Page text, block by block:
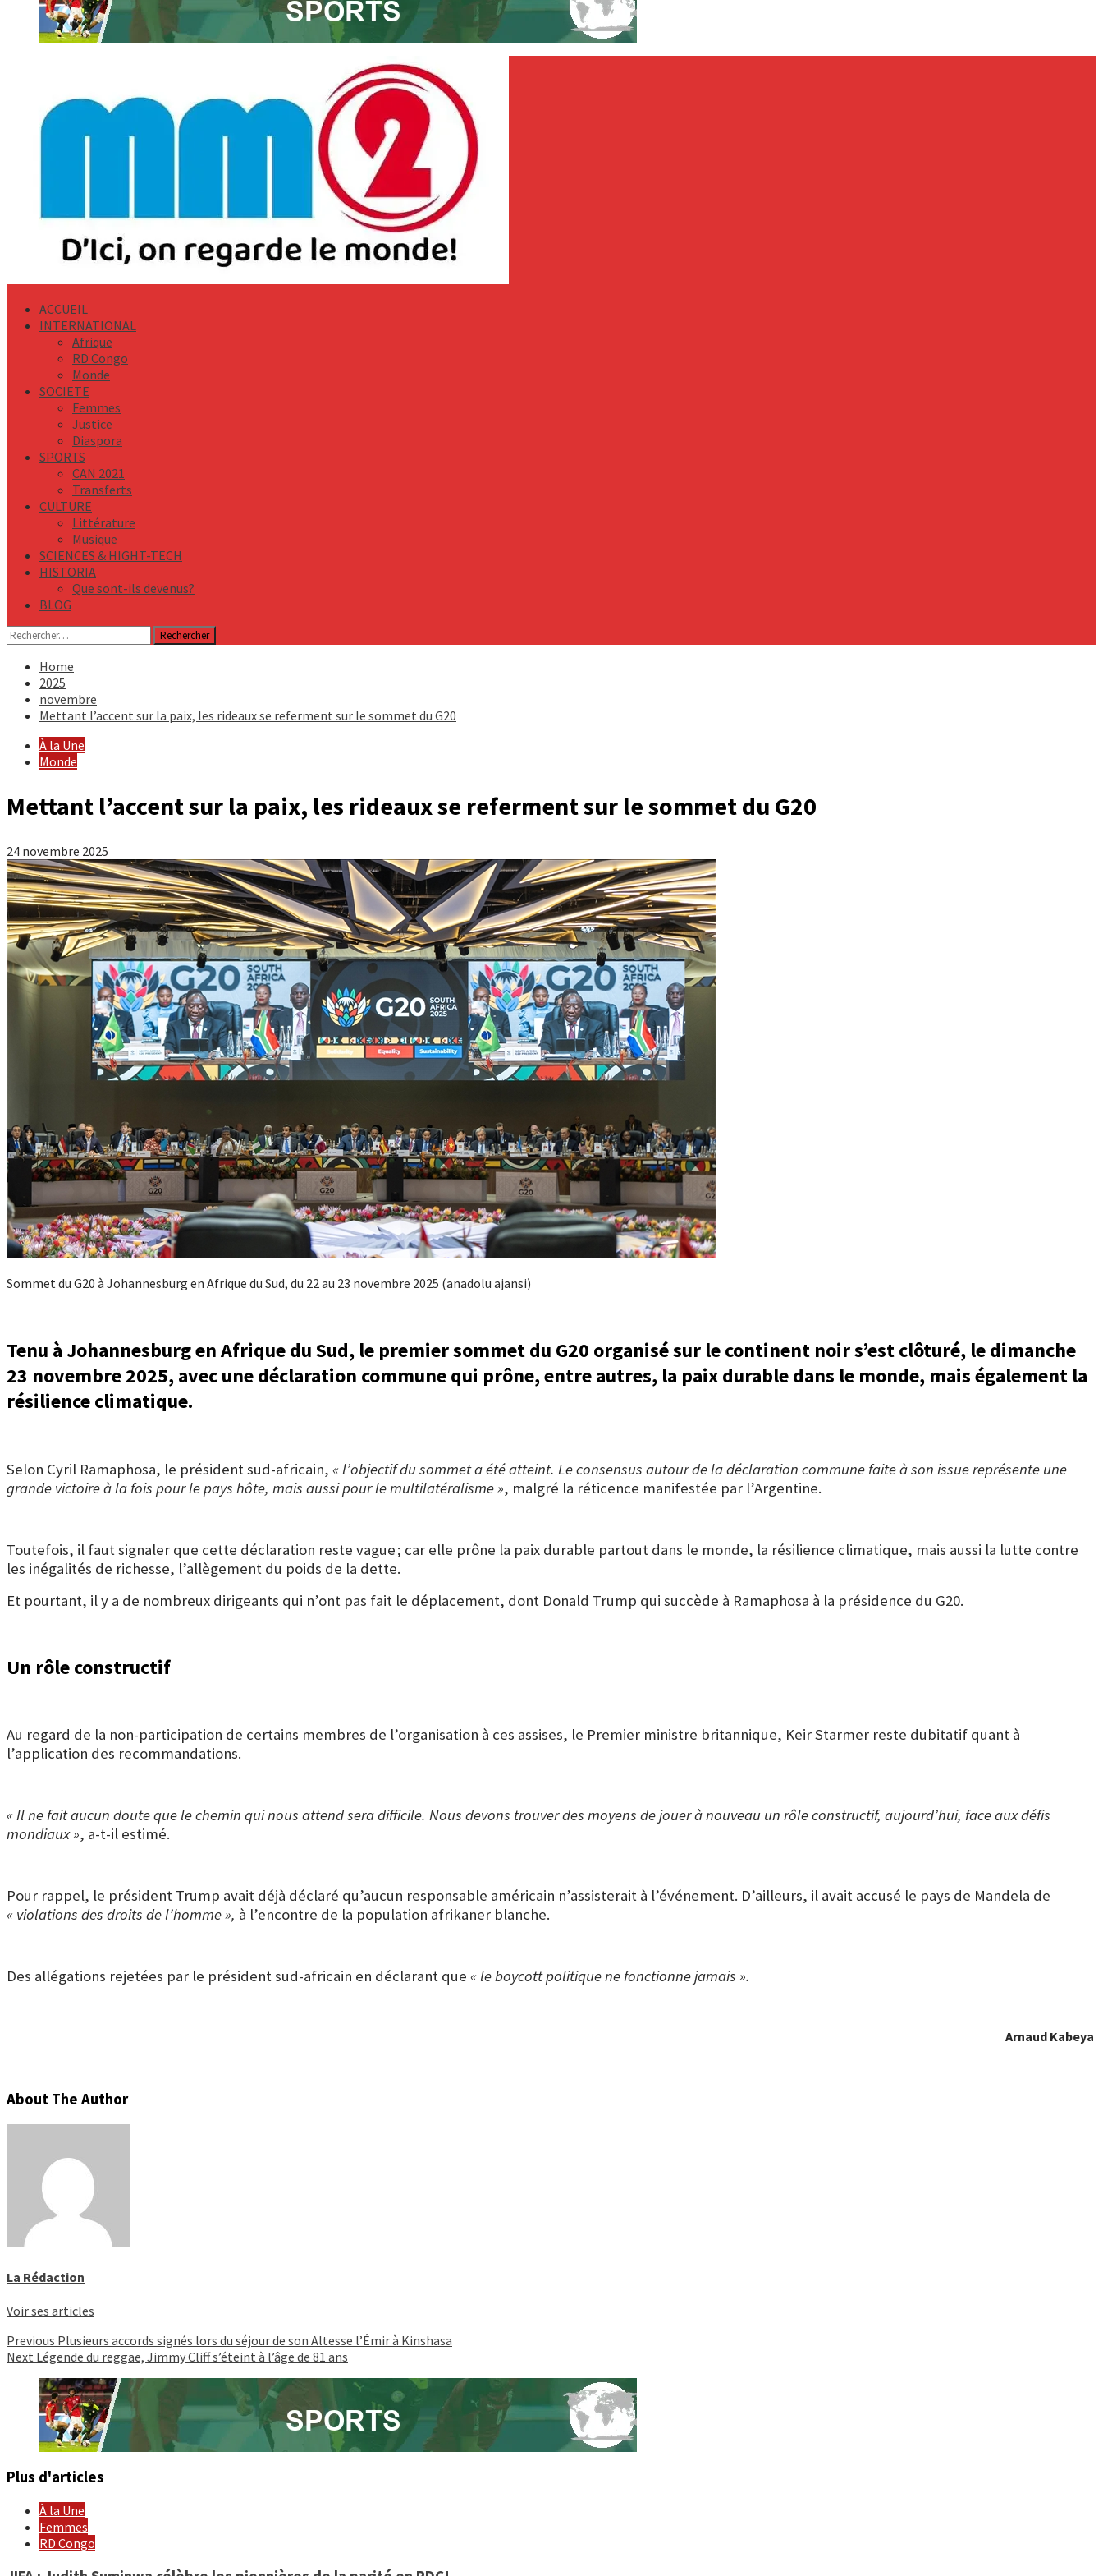
ACCUEIL
INTERNATIONAL
Afrique
RD Congo
Monde
SOCIETE
Femmes
Justice
Diaspora
SPORTS
CAN 2021
Transferts
CULTURE
Littérature
Musique
SCIENCES & HIGHT-TECH
HISTORIA
Que sont-ils devenus?
BLOG
Rechercher :
Home
2025
novembre
Mettant l’accent sur la paix, les rideaux se referment sur le sommet du G20
À la Une
Monde
Mettant l’accent sur la paix, les rideaux se referment sur le sommet du G20
24 novembre 2025
Sommet du G20 à Johannesburg en Afrique du Sud, du 22 au 23 novembre 2025 (anadolu ajansi)
Tenu à Johannesburg en Afrique du Sud, le premier sommet du G20 organisé sur le continent noir s’est clôturé, le dimanche
23 novembre 2025, avec une déclaration commune qui prône, entre autres, la paix durable dans le monde, mais également la
résilience climatique.
Selon Cyril Ramaphosa, le président sud-africain, « l’objectif du sommet a été atteint. Le consensus autour de la déclaration commune faite à son issue représente une
grande victoire à la fois pour le pays hôte, mais aussi pour le multilatéralisme », malgré la réticence manifestée par l’Argentine.
Toutefois, il faut signaler que cette déclaration reste vague ; car elle prône la paix durable partout dans le monde, la résilience climatique, mais aussi la lutte contre
les inégalités de richesse, l’allègement du poids de la dette.
Et pourtant, il y a de nombreux dirigeants qui n’ont pas fait le déplacement, dont Donald Trump qui succède à Ramaphosa à la présidence du G20.
Un rôle constructif
Au regard de la non-participation de certains membres de l’organisation à ces assises, le Premier ministre britannique, Keir Starmer reste dubitatif quant à
l’application des recommandations.
« Il ne fait aucun doute que le chemin qui nous attend sera difficile. Nous devons trouver des moyens de jouer à nouveau un rôle constructif, aujourd’hui, face aux défis
mondiaux », a-t-il estimé.
Pour rappel, le président Trump avait déjà déclaré qu’aucun responsable américain n’assisterait à l’événement. D’ailleurs, il avait accusé le pays de Mandela de
« violations des droits de l’homme », à l’encontre de la population afrikaner blanche.
Des allégations rejetées par le président sud-africain en déclarant que « le boycott politique ne fonctionne jamais ».
Arnaud Kabeya
About The Author
La Rédaction
Voir ses articles
Continue
Reading
Previous Plusieurs accords signés lors du séjour de son Altesse l’Émir à Kinshasa
Next Légende du reggae, Jimmy Cliff s’éteint à l’âge de 81 ans
Plus d'articles
À la Une
Femmes
RD Congo